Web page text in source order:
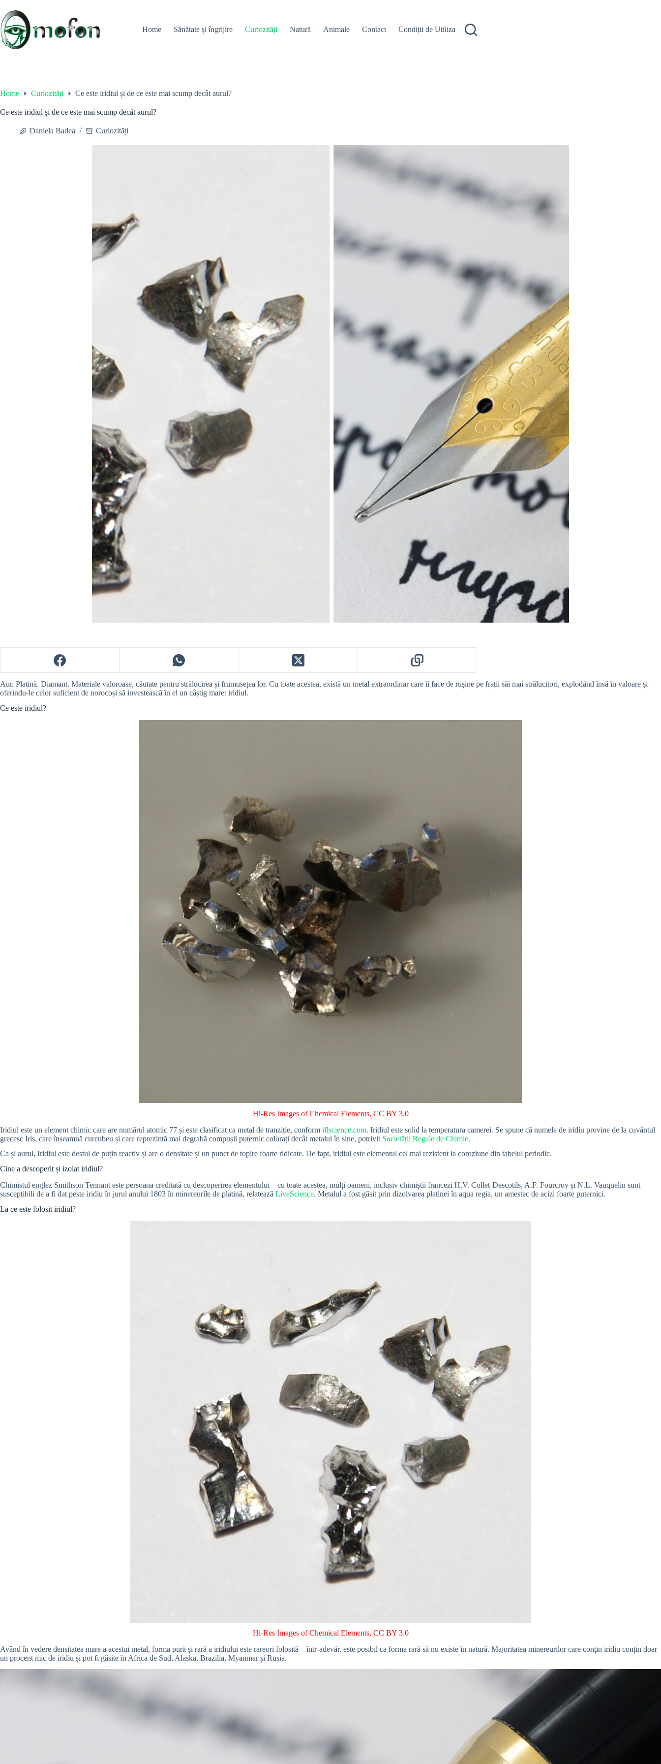
content
Home
Sănătate și îngrijire Curiozități Natură Animale Contact Condiții de Utilizare
Home Curiozități Ce este iridiul și de ce este mai scump decât aurul?
Ce este iridiul și de ce este mai scump decât aurul?
Daniela Badea Curiozități
Aur. Platină. Diamant. Materiale valoroase, căutate pentru strălucirea și frumusețea lor. Cu toate acestea, există un metal extraordinar care îi face de rușine pe frații săi mai strălucitori, explodând însă în valoare și
oferindu-le celor suficient de norocoși să investească în el un câștig mare: iridiul.
Ce este iridiul?
Hi-Res Images of Chemical Elements, CC BY 3.0
Iridiul este un element chimic care are numărul atomic 77 și este clasificat ca metal de tranziție, conform iflscience.com. Iridiul este solid la temperatura camerei. Se spune că numele de iridiu provine de la cuvântul
grecesc Iris, care înseamnă curcubeu și care reprezintă mai degrabă compușii puternic colorați decât metalul în sine, potrivit Societății Regale de Chimie.
Ca și aurul, Iridiul este destul de puțin reactiv și are o densitate și un punct de topire foarte ridicate. De fapt, iridiul este elementul cel mai rezistent la coroziune din tabelul periodic.
Cine a descoperit și izolat iridiul?
Chimistul englez Smithson Tennant este persoana creditată cu descoperirea elementului – cu toate acestea, mulți oameni, inclusiv chimiștii francezi H.V. Collet-Descotils, A.F. Fourcroy și N.L. Vauquelin sunt
susceptibili de a fi dat peste iridiu în jurul anului 1803 în minereurile de platină, relatează LiveScience. Metalul a fost găsit prin dizolvarea platinei în aqua regia, un amestec de acizi foarte puternici.
La ce este folosit iridiul?
Hi-Res Images of Chemical Elements, CC BY 3.0
Având în vedere densitatea mare a acestui metal, forma pură și rară a iridiului este rareori folosită – într-adevăr, este posibil ca forma rară să nu existe în natură. Majoritatea minereurilor care conțin iridiu conțin doar
un procent mic de iridiu și pot fi găsite în Africa de Sud, Alaska, Brazilia, Myanmar și Rusia.